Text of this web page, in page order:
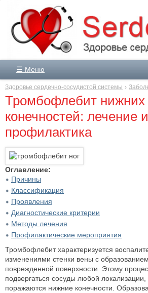
Здоровье сердечно-сосудистой системы
Тромбофлебит нижних
конечностей: лечение и
профилактика
Оглавление:
Причины
Классификация
Проявления
Диагностические критерии
Методы лечения
Профилактические мероприятия
Тромбофлебит характеризуется
изменениями стенки вены с
поврежденной поверхности. Этому
подвергаться сосуды любой
поражаются нижние конечности.
☰ Меню